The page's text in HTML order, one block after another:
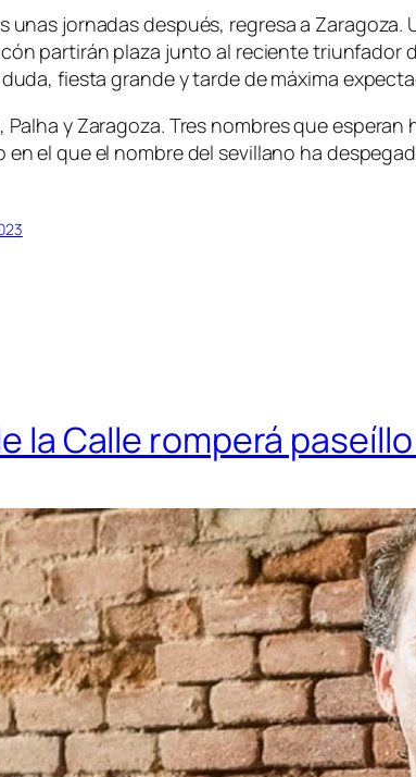
unas jornadas después, regresa a
partirán plaza junto al reciente triunfador
fiesta grande y tarde de máxima
Palha y Zaragoza. Tres nombres que
en el que el nombre del sevillano ha
la Calle romperá